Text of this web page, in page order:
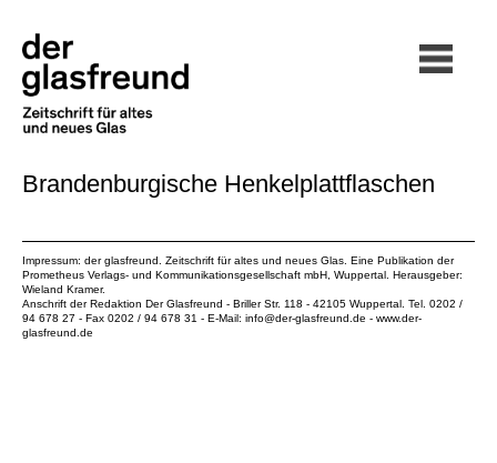
Brandenburgische Henkelplattflaschen
Impressum: der glasfreund. Zeitschrift für altes und neues Glas. Eine Publikation der
Prometheus Verlags- und Kommunikationsgesellschaft mbH , Wuppertal. Herausgeber:
Wieland Kramer.
Anschrift der Redaktion Der Glasfreund - Briller Str. 118 - 42105 Wuppertal. Tel. 0202 /
94 678 27 - Fax 0202 / 94 678 31 - E-Mail: info@der-glasfreund.de - www.der-
glasfreund.de